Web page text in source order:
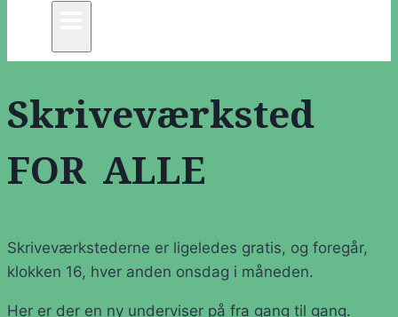
Skriveværksted
FOR ALLE
Skriveværkstederne er ligeledes gratis, og foregår,
klokken 16, hver anden onsdag i måneden.
Her er der en ny underviser på fra gang til gang.